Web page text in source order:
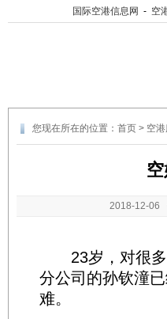
国际空港信息网 - 空
您现在所在的位置： 首页 > 空
2018-12-06
23岁，对很多
分公司的孙钦潼
难。